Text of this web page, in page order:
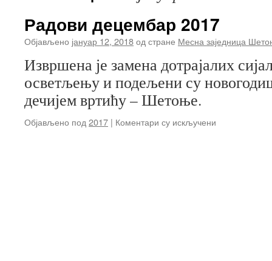
Радови децембар 2017
Објављено јануар 12, 2018од стране Месна заједница
Извршена је замена дотрајалих
осветљењу и подељени су
дечијем вртићу – Шетоње.
Објављено под 2017 | Коментари су искључени